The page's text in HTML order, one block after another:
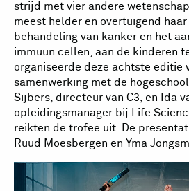
strijd met vier andere
meest helder en overtuigend
behandeling van kanker en het
immuun cellen, aan de kinderen
organiseerde deze achtste editie
samenwerking met de
Sijbers, directeur van C3, en Ida
opleidingsmanager bij Life
reikten de trofee uit. De
Ruud Moesbergen en Yma